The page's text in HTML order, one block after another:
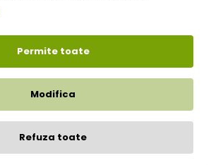
ADAUGĂ ÎN COŞ
Afişare 1 - 2 din 2 (1 pagini)
Permite toate
Modifica
Refuza toate